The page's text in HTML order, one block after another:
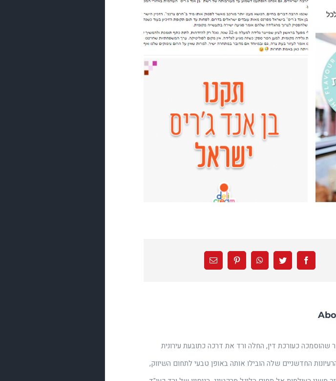
Facebook
Twitter
WhatsApp
Pinterest
Email
שהוסמכה כעורכת דין, החלה ורד את דרכה כתובעת עירונית
החדשניים שלה הובילו אותה באופן טבעי לתחום השיווק,